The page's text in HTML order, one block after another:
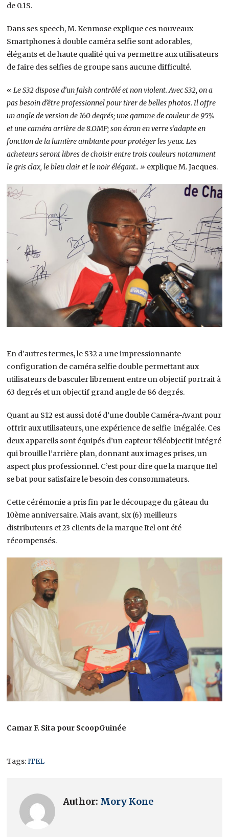
de 0.1S.
Dans ses speech, M. Kenmose explique ces nouveaux
Smartphones à double caméra selfie sont adorables,
élégants et de haute qualité qui va permettre aux utilisateurs
de faire des selfies de groupe sans aucune difficulté.
« Le S32 dispose d’un falsh contrôlé et non violent. Avec S32, on a
pas besoin d’être professionnel pour tirer de belles photos. Il offre
un angle de version de 160 degrés; une gamme de couleur de 95%
et une caméra arrière de 8.OMP; son écran en verre s’adapte en
fonction de la lumière ambiante pour protéger les yeux. Les
acheteurs seront libres de choisir entre trois couleurs notamment
le gris clax, le bleu clair et le noir élégant.. » explique M. Jacques.
En d’autres termes, le S32 a une impressionnante
configuration de caméra selfie double permettant aux
utilisateurs de basculer librement entre un objectif portrait à
63 degrés et un objectif grand angle de 86 degrés.
Quant au S12 est aussi doté d’une double Caméra-Avant pour
offrir aux utilisateurs, une expérience de selfie inégalée. Ces
deux appareils sont équipés d’un capteur téléobjectif intégré
qui brouille l’arrière plan, donnant aux images prises, un
aspect plus professionnel. C’est pour dire que la marque Itel
se bat pour satisfaire le besoin des consommateurs.
Cette cérémonie a pris fin par le découpage du gâteau du
10ème anniversaire. Mais avant, six (6) meilleurs
distributeurs et 23 clients de la marque Itel ont été
récompensés.
Camar F. Sita pour ScoopGuinée
Tags:ITEL
Author: Mory Kone